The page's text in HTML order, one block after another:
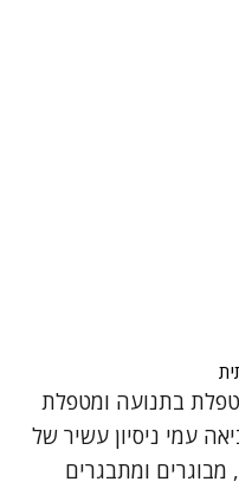
בתנועה ומטפלת
עמי ניסיון עשיר של
מבוגרים ומתבגרים